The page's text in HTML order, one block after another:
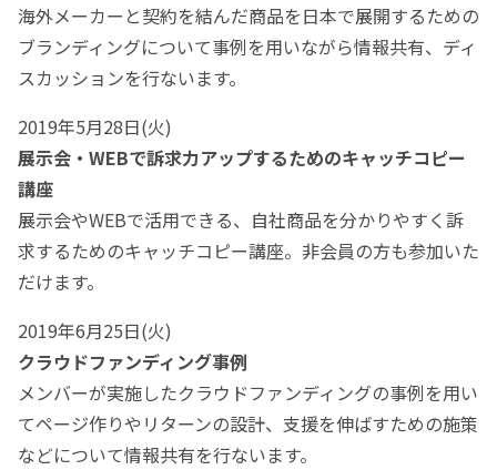
海外メーカーと契約を結んだ商品を日本で展開するための
ブランディングについて事例を用いながら情報共有、ディ
スカッションを行ないます。
2019年5月28日(火)
展示会・WEBで訴求力アップするためのキャッチコピー
講座
展示会やWEBで活用できる、自社商品を分かりやすく訴
求するためのキャッチコピー講座。非会員の方も参加いた
だけます。
2019年6月25日(火)
クラウドファンディング事例
メンバーが実施したクラウドファンディングの事例を用い
てページ作りやリターンの設計、支援を伸ばすための施策
などについて情報共有を行ないます。